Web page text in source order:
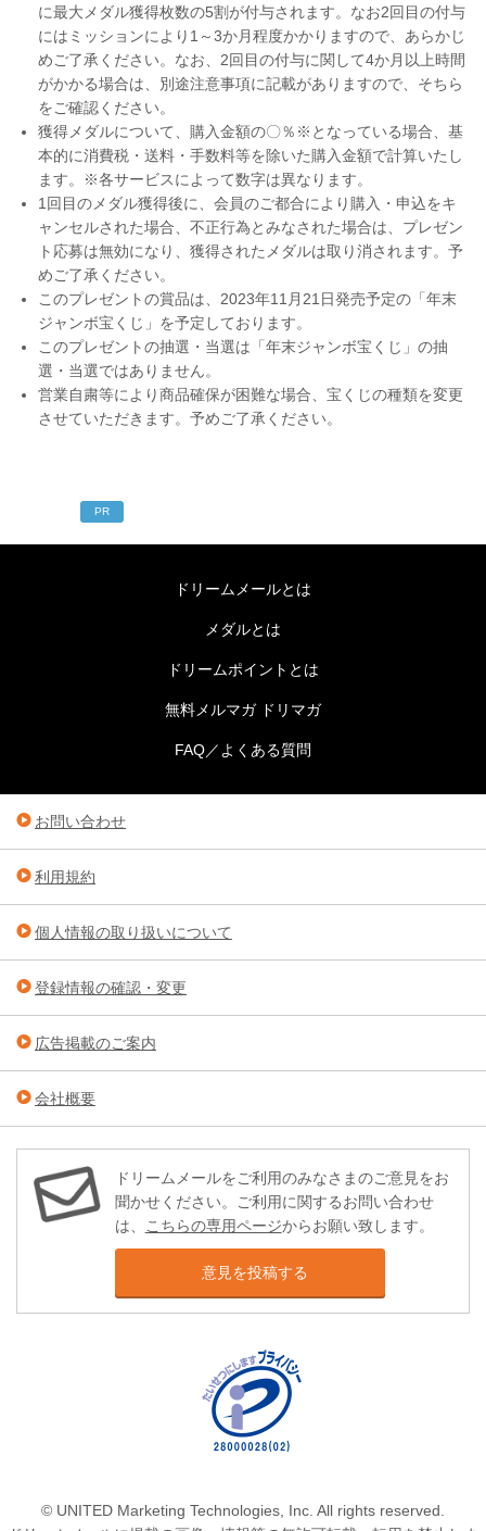
に最大メダル獲得枚数の5割が付与されます。なお2回目の付与
にはミッションにより1～3か月程度かかりますので、あらかじ
めご了承ください。なお、2回目の付与に関して4か月以上時間
がかかる場合は、別途注意事項に記載がありますので、そちら
をご確認ください。
獲得メダルについて、購入金額の〇％※となっている場合、基
本的に消費税・送料・手数料等を除いた購入金額で計算いたし
ます。※各サービスによって数字は異なります。
1回目のメダル獲得後に、会員のご都合により購入・申込をキ
ャンセルされた場合、不正行為とみなされた場合は、プレゼン
ト応募は無効になり、獲得されたメダルは取り消されます。予
めご了承ください。
このプレゼントの賞品は、2023年11月21日発売予定の「年末
ジャンボ宝くじ」を予定しております。
このプレゼントの抽選・当選は「年末ジャンボ宝くじ」の抽
選・当選ではありません。
営業自粛等により商品確保が困難な場合、宝くじの種類を変更
させていただきます。予めご了承ください。
PR
ドリームメールとは
メダルとは
ドリームポイントとは
無料メルマガ ドリマガ
FAQ／よくある質問
お問い合わせ
利用規約
個人情報の取り扱いについて
登録情報の確認・変更
広告掲載のご案内
会社概要
ドリームメールをご利用のみなさまのご意見をお
聞かせください。ご利用に関するお問い合わせ
は、 こちらの専用ページからお願い致します。
意見を投稿する
© UNITED Marketing Technologies, Inc. All rights reserved.